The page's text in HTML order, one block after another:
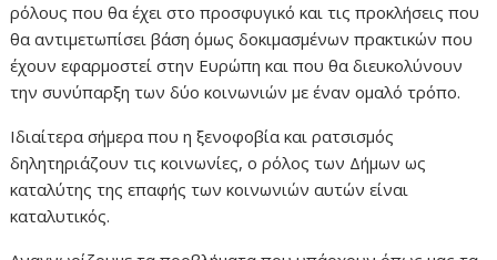
ρόλους που θα έχει στο προσφυγικό και τις προκλήσεις που
θα αντιμετωπίσει βάση όμως δοκιμασμένων πρακτικών που
έχουν εφαρμοστεί στην Ευρώπη και που θα διευκολύνουν
την συνύπαρξη των δύο κοινωνιών με έναν ομαλό τρόπο.
Ιδιαίτερα σήμερα που η ξενοφοβία και ρατσισμός
δηλητηριάζουν τις κοινωνίες, ο ρόλος των Δήμων ως
καταλύτης της επαφής των κοινωνιών αυτών είναι
καταλυτικός.